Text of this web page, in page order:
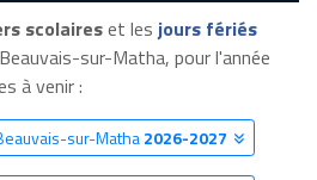
scolaireset les jours fériés
sur-Matha, pour l'année
à venir :
sur-Matha2026-2027